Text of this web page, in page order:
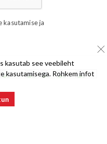
kasutamiseja
kasutab see veebileht
kasutamisega. Rohkem infot